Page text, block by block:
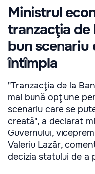
Ministrul
tranzacţia de
bun scenariu
întîmpla
"Tranzacţia de la
mai bună opţiune
scenariu care se
creată", a declarat
Guvernului,
Valeriu Lazăr,
decizia statului de a